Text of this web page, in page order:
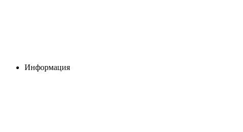
Информация